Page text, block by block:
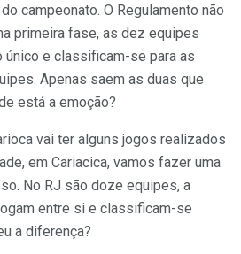
campeonato. O Regulamento não
primeira fase, as dez equipes
único e classificam-se para as
Apenas saem as duas que
está a emoção?
vai ter alguns jogos realizados
em Cariacica, vamos fazer uma
No RJ são doze equipes, a
entre si e classificam-se
a diferença?